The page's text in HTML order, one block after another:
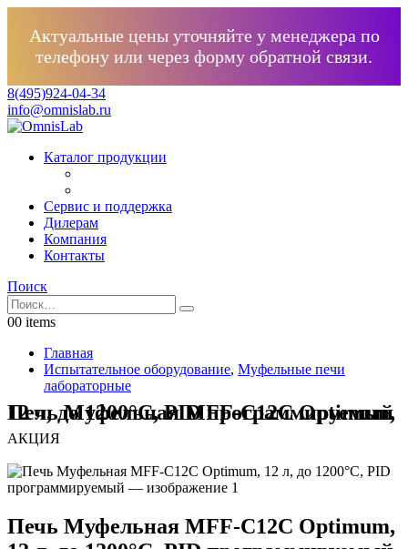
Актуальные цены уточняйте у менеджера по
телефону или через форму обратной связи.
8(495)924-04-34
info@omnislab.ru
Каталог продукции
Сервис и поддержка
Дилерам
Компания
Контакты
Поиск
00 items
Главная
Испытательное оборудование, Муфельные печи
лабораторные
Печь Муфельная MFF-C12С Optimum, 12 л, до 1200°C, PID программируемый
АКЦИЯ
Печь Муфельная MFF-C12С Optimum,